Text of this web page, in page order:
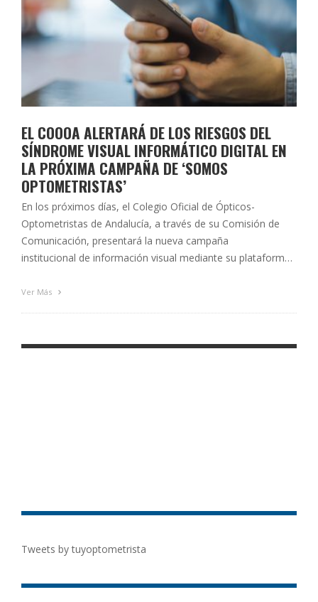
EL COOOA ALERTARÁ DE LOS RIESGOS DEL
SÍNDROME VISUAL INFORMÁTICO DIGITAL EN
LA PRÓXIMA CAMPAÑA DE ‘SOMOS
OPTOMETRISTAS’
En los próximos días, el Colegio Oficial de Ópticos-
Optometristas de Andalucía, a través de su Comisión de
Comunicación, presentará la nueva campaña
institucional de información visual mediante su plataforma
Síndrome Visual Informático, un conjunto de síntomas,
Ver Más
Tweets by tuyoptometrista